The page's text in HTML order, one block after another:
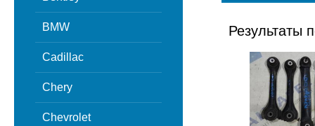
BMW
Cadillac
Chery
Chevrolet
Результаты